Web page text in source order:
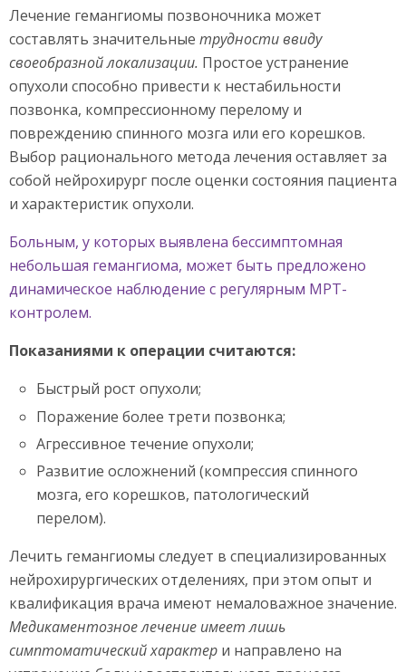
Лечение гемангиомы позвоночника может
составлять значительные трудности ввиду
своеобразной локализации. Простое устранение
опухоли способно привести к нестабильности
позвонка, компрессионному перелому и
повреждению спинного мозга или его корешков.
Выбор рационального метода лечения оставляет за
собой нейрохирург после оценки состояния пациента
и характеристик опухоли.
Больным, у которых выявлена бессимптомная
небольшая гемангиома, может быть предложено
динамическое наблюдение с регулярным МРТ-
контролем.
Показаниями к операции считаются:
Быстрый рост опухоли;
Поражение более трети позвонка;
Агрессивное течение опухоли;
Развитие осложнений (компрессия спинного
мозга, его корешков, патологический
перелом).
Лечить гемангиомы следует в специализированных
нейрохирургических отделениях, при этом опыт и
квалификация врача имеют немаловажное значение.
Медикаментозное лечение имеет лишь
симптоматический характер и направлено на